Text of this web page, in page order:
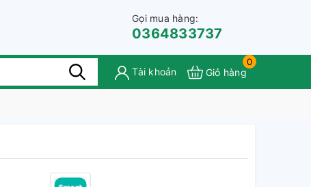
Gọi mua hàng:
0364833737
Tài khoản
0
Giỏ hàng